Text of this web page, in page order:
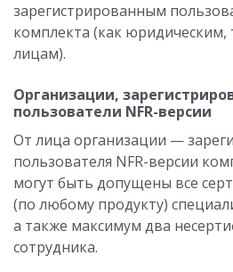
зарегистрированным
комплекта (как юридическим,
лицам).
Организации,
пользователи NFR-версии
От лица организации —
пользователя NFR-версии
могут быть допущены все
(по любому продукту)
а также максимум два
сотрудника.